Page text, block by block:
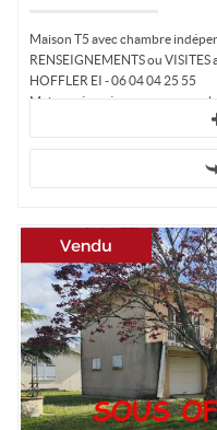
Maison T5 avec chambre
RENSEIGNEMENTS ou
HOFFLER EI - 06 04 04 25 55
Maison rénovée comprenant